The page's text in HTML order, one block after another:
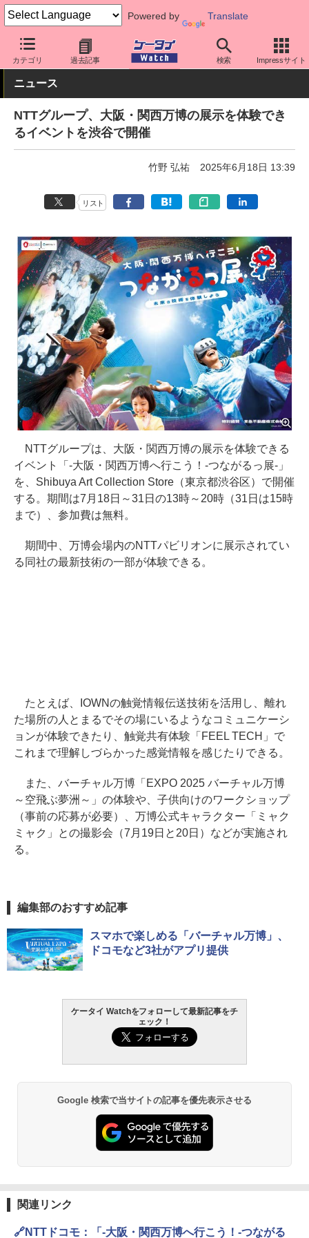
Powered by Translate
カテゴリ 過去記事 検索 Impressサイト
ケータイ Watch キャリア ドコモ アプリ・サービス
ニュース
NTTグループ、大阪・関西万博の展示を体験でき
るイベントを渋谷で開催
竹野 弘祐 2025年6月18日 13:39
リスト
NTTグループは、大阪・関西万博の展示を体験できる
イベント「-大阪・関西万博へ行こう！-つながるっ展-」
を、Shibuya Art Collection Store（東京都渋谷区）で開催
する。期間は7月18日～31日の13時～20時（31日は15時
まで）、参加費は無料。
期間中、万博会場内のNTTパビリオンに展示されてい
る同社の最新技術の一部が体験できる。
たとえば、IOWNの触覚情報伝送技術を活用し、離れ
た場所の人とまるでその場にいるようなコミュニケーシ
ョンが体験できたり、触覚共有体験「FEEL TECH」で
これまで理解しづらかった感覚情報を感じたりできる。
また、バーチャル万博「EXPO 2025 バーチャル万博
～空飛ぶ夢洲～」の体験や、子供向けのワークショップ
（事前の応募が必要）、万博公式キャラクター「ミャク
ミャク」との撮影会（7月19日と20日）などが実施され
る。
編集部のおすすめ記事
スマホで楽しめる「バーチャル万博」、
ドコモなど3社がアプリ提供
ケータイ Watchをフォローして最新記事をチ
ェック！
Google 検索で当サイトの記事を優先表示させる
関連リンク
🔗NTTドコモ：「-大阪・関西万博へ行こう！-つながる